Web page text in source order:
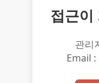
접근이
관리
Email